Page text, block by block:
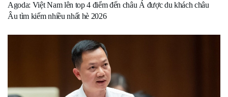
Agoda: Việt Nam lên top 4 điểm đến châu Á được du khách châu
Âu tìm kiếm nhiều nhất hè 2026